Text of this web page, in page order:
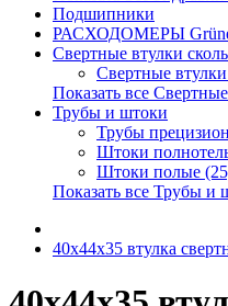
Подшипники
РАСХОДОМЕРЫ
Свертные втулки
Свертные
Показать все
Трубы и штоки
Трубы
Штоки
Штоки полые
Показать все Трубы и
40x44x35 втулка